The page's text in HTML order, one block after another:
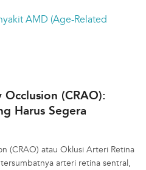
AMD (Age-Related
(CRAO):
Harus Segera
(CRAO) atau Oklusi Arteri Retina
arteri retina sentral,